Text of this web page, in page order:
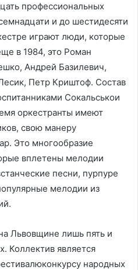
профессиональных
и до шестидесяти
играют люди, которые
в 1984, это Роман
Андрей Базилевич,
Петр Криштоф. Состав
Cокальськои
оркестранты имеют
свою манеру
Это многообразие
вплетены мелодии
песни, пурпуре
мелодии из
Львовщине лишь пять и
Коллектив является
народных